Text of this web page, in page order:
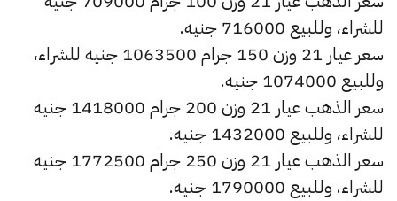
للشراء، وللبيع 716000 جنيه.
سعر عيار 21 وزن 150 جرام 1063500 جنيه للشراء،
وللبيع 1074000 جنيه.
سعر الذهب عيار 21 وزن 200 جرام 1418000 جنيه
للشراء، وللبيع 1432000 جنيه.
سعر الذهب عيار 21 وزن 250 جرام 1772500 جنيه
للشراء، وللبيع 1790000 جنيه.